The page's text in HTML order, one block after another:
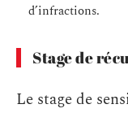
d’infractions.
Stage de
Le stage de